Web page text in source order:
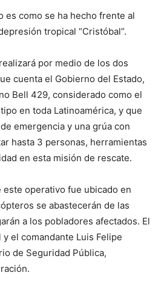
es como se ha hecho frente al
tropical “Cristóbal”.
por medio de los dos
cuenta el Gobierno del Estado,
Bell 429, considerado como el
en toda Latinoamérica, y que
emergencia y una grúa con
hasta 3 personas, herramientas
en esta misión de rescate.
este operativo fue ubicado en
se abastecerán de las
a los pobladores afectados. El
el comandante Luis Felipe
de Seguridad Pública,